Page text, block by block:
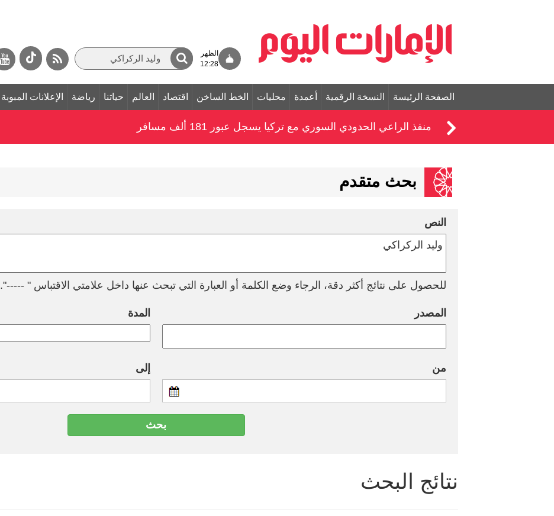
الظهر
12:28
الصفحة الرئيسة النسخة الرقمية أعمدة محليات الخط الساخن اقتصاد العالم حياتنا رياضة الإعلانات المبوبة
منفذ الراعي الحدودي السوري مع تركيا يسجل عبور 181 ألف مسافر
بحث متقدم
النص
للحصول على نتائج أكثر دقة، الرجاء وضع الكلمة أو العبارة التي تبحث عنها داخل علامتي الاقتباس " -----".
المصدر المدة
من إلى
نتائج البحث